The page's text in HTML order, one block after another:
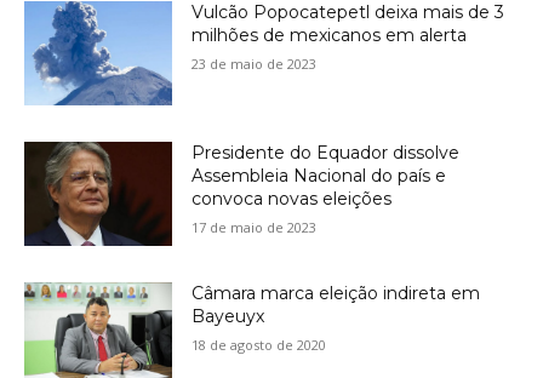
Vulcão Popocatepetl deixa mais de 3
milhões de mexicanos em alerta
23 de maio de 2023
Presidente do Equador dissolve
Assembleia Nacional do país e
convoca novas eleições
17 de maio de 2023
Câmara marca eleição indireta em
Bayeuyx
18 de agosto de 2020